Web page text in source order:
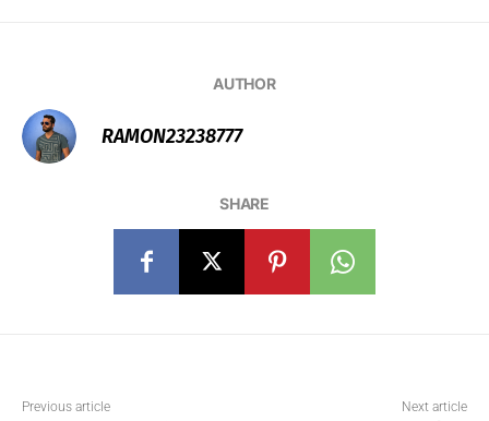
AUTHOR
RAMON23238777
SHARE
Previous article
Next article